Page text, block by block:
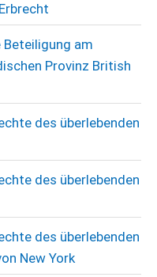
am
Provinz British
des überlebenden
des überlebenden
des überlebenden
New York